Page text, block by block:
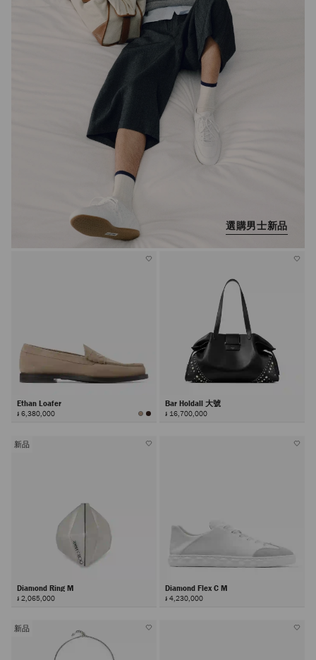
選購男士新品
Ethan Loafer
៛ 6,380,000
Bar Holdall 大號
៛ 16,700,000
新品
Diamond Ring M
៛ 2,065,000
Diamond Flex C M
៛ 4,230,000
新品